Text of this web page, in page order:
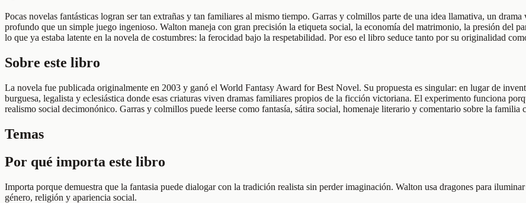
Pocas novelas fantásticas logran ser tan extrañas y tan familiares al mismo tiempo. Garras y colmillos parte de una idea llamativa, un
profundo que un simple juego ingenioso. Walton maneja con gran precisión la etiqueta social, la economía del matrimonio, la presión del
lo que ya estaba latente en la novela de costumbres: la ferocidad bajo la respetabilidad. Por eso el libro seduce tanto por su originalidad
Sobre este libro
La novela fue publicada originalmente en 2003 y ganó el World Fantasy Award for Best Novel. Su propuesta es singular: en lugar de
burguesa, legalista y eclesiástica donde esas criaturas viven dramas familiares propios de la ficción victoriana. El experimento funciona
realismo social decimonónico. Garras y colmillos puede leerse como fantasía, sátira social, homenaje literario y comentario sobre la familia
Temas
Por qué importa este libro
Importa porque demuestra que la fantasia puede dialogar con la tradición realista sin perder imaginación. Walton usa dragones para
género, religión y apariencia social.